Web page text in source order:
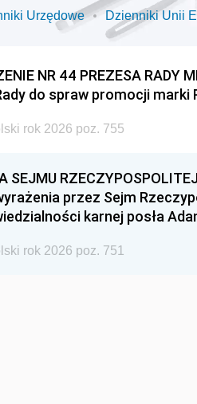
Urzędowe Dzienniki Unii
NR 44 PREZESA RADY
do spraw promocji marki
rok 2026 poz. 755
SEJMU
przez Sejm
karnej posła
rok 2026 poz. 751